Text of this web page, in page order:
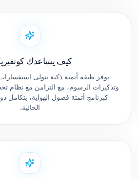
كيف يساعدك
يوفر طبقة أتمتة ذكية تتولى
وتذكيرات الرسوم، مع التزامن مع نظام
كبرنامج أتمتة فصول الهواية، يتكامل
الحالية.